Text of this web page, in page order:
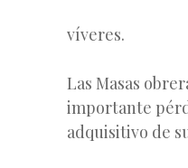
víveres.
Las Masas
importante
adquisitivo de